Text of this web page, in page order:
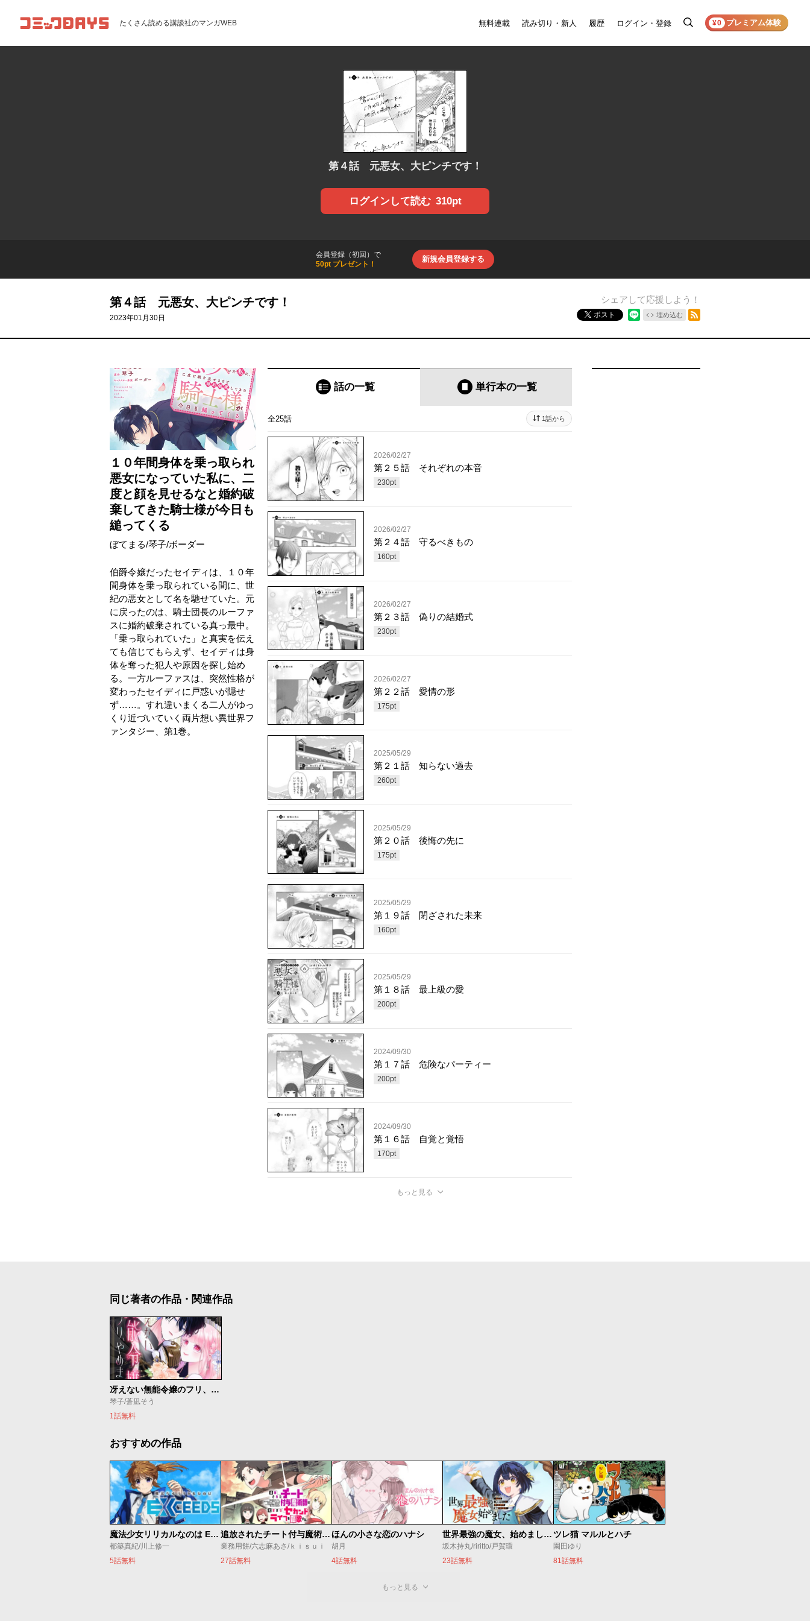
コミックDAYS たくさん読める講談社のマンガWEB 無料連載 読み切り・新人 履歴 ログイン・登録
検
¥0 プレミアム体験
第４話 元悪女、大ピンチです！
ログインして読む 310pt
会員登録（初回）で
50pt プレゼント！
新規会員登録する
第４話 元悪女、大ピンチです！
2023年01月30日
シェアして応援しよう！
ポスト 埋め込む
１０年間身体を乗っ取られ
悪女になっていた私に、二
度と顔を見せるなと婚約破
棄してきた騎士様が今日も
縋ってくる
ぼてまる/琴子/ボーダー
伯爵令嬢だったセイディは、１０年
間身体を乗っ取られている間に、世
紀の悪女として名を馳せていた。元
に戻ったのは、騎士団長のルーファ
スに婚約破棄されている真っ最中。
「乗っ取られていた」と真実を伝え
ても信じてもらえず、セイディは身
体を奪った犯人や原因を探し始め
る。一方ルーファスは、突然性格が
変わったセイディに戸惑いが隠せ
ず……。すれ違いまくる二人がゆっ
くり近づいていく両片想い異世界フ
ァンタジー、第1巻。
話の一覧 単行本の一覧
全25話 1話から
2026/02/27
第２５話 それぞれの本音
230pt
2026/02/27
第２４話 守るべきもの
160pt
2026/02/27
第２３話 偽りの結婚式
230pt
2026/02/27
第２２話 愛情の形
175pt
2025/05/29
第２１話 知らない過去
260pt
2025/05/29
第２０話 後悔の先に
175pt
2025/05/29
第１９話 閉ざされた未来
160pt
2025/05/29
第１８話 最上級の愛
200pt
2024/09/30
第１７話 危険なパーティー
200pt
2024/09/30
第１６話 自覚と覚悟
170pt
もっと見る
同じ著者の作品・関連作品
冴えない無能令嬢のフリ、やめました
琴子/蒼凪そう
1話無料
おすすめの作品
魔法少女リリカルなのは EXCEEDS
都築真紀/川上修一
5話無料
追放されたチート付与魔術師は気ままなセカンドライフを謳歌する。 ～俺は武器だけじゃなく、あらゆるものに『強化ポイント』を付与できるし、俺の意思でいつでも効果を解除できるけど、残った人たち大丈夫？～
業務用餅/六志麻あさ/ｋｉｓｕｉ
27話無料
ほんの小さな恋のハナシ
胡月
4話無料
世界最強の魔女、始めました ～私だけ『攻略サイト』を見れる世界で自由に生きます～
坂木持丸/riritto/戸賀環
23話無料
ツレ猫 マルルとハチ
園田ゆり
81話無料
もっと見る